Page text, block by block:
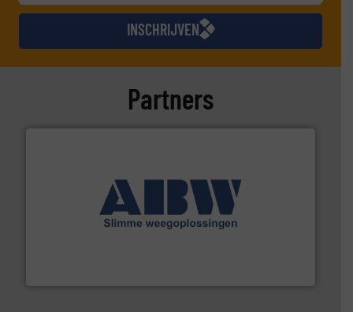
INSCHRIJVEN
Partners
geautomatiseerde weegoplossingen.Meer info ➜